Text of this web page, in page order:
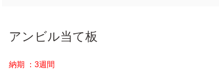
アンビル当て板
納期 ：3週間